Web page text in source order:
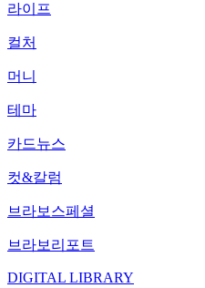
라이프
컬처
머니
테마
카드뉴스
컷&칼럼
브라보스페셜
브라보리포트
DIGITAL LIBRARY